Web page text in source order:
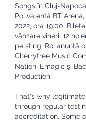
Songs în Cluj-
Polivalentă BT
2022, ora 19:00.
vânzare vineri, 12
pe sting. Ro, anunță
Cherrytree Music
Nation, Emagic și
Production.
That's why
through regular
accreditation. Some